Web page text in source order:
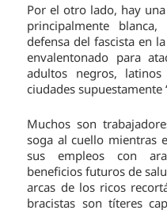
Por el otro lado, hay
principalmente
defensa del fascista en
envalentonado para
adultos negros,
ciudades supuestamente
Muchos son
soga al cuello mientras
sus empleos con
beneficios futuros de
arcas de los ricos
bracistas son títeres